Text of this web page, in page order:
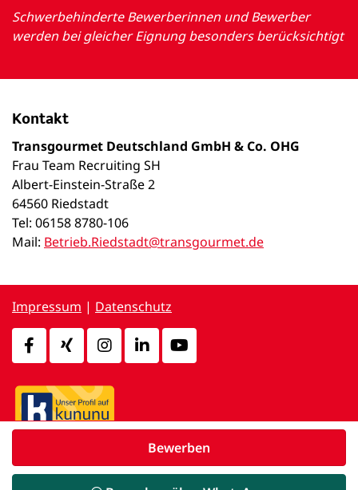
Schwerbehinderte Bewerberinnen und Bewerber
werden bei gleicher Eignung besonders berücksichtigt
Kontakt
Transgourmet Deutschland GmbH & Co. OHG
Frau Team Recruiting SH
Albert-Einstein-Straße 2
64560 Riedstadt
Tel: 06158 8780-106
Mail: Betrieb.Riedstadt@transgourmet.de
Bewerben
Impressum | Datenschutz